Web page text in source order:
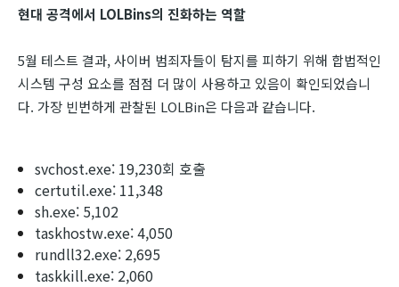
현대 공격에서 LOLBins의 진화하는 역할
5월 테스트 결과, 사이버 범죄자들이 탐지를 피하기 위해 합법적인
시스템 구성 요소를 점점 더 많이 사용하고 있음이 확인되었습니
다. 가장 빈번하게 관찰된 LOLBin은 다음과 같습니다.
svchost.exe: 19,230회 호출
certutil.exe: 11,348
sh.exe: 5,102
taskhostw.exe: 4,050
rundll32.exe: 2,695
taskkill.exe: 2,060